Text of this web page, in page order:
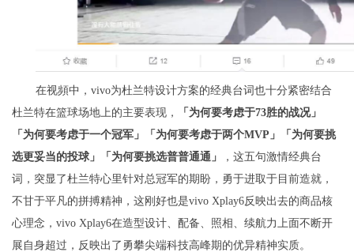
在视頻中，vivo为杜兰特设计方案的经典台词也十分紧密结合
杜兰特在篮球场地上的主要表现，
「为何要考虑于73胜的战况」
「为何要考虑于一个冠军」「为何要考虑于两个MVP」「为何要挑
选更妥当的投球」「为何要挑选普普通通」
，这五句激情经典台
词，突显了杜兰特心里针对总冠军的期盼，勇于进取于目前造就，
不甘于平凡的拼搏精神，这刚好也是vivo Xplay6反映出去的商品核
心理念，vivo Xplay6在造型设计、配备、照相、续航力上面不断开
展自身超过，反映出了勇攀尖端科技高峰期的优异精神实质。